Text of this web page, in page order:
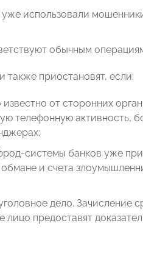
использовали
обычным
также приостановят, если:
от сторонних
телефонную активность,
системы банков уже
и счета
дело. Зачисление
предоставят